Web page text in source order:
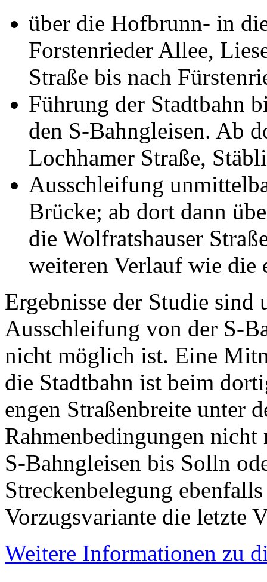
über die Hofbrunn- in
Forstenrieder Allee,
Straße bis nach
Führung der Stadtbahn
den S-Bahngleisen. Ab
Lochhamer Straße,
Ausschleifung
Brücke; ab dort dann
die Wolfratshauser
weiteren Verlauf wie die
Ergebnisse der Studie sind
Ausschleifung von der S-
nicht möglich ist. Eine
die Stadtbahn ist beim
engen Straßenbreite unter
Rahmenbedingungen
S-Bahngleisen bis Solln
Streckenbelegung
Vorzugsvariante die letzte
Weitere Informationen zu